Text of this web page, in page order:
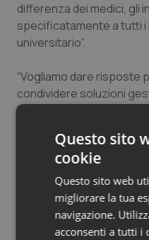
Tiroide
Tumore al seno
Tumore ovarico
Tumori
Ulcera & Reflusso
Vaccini
differenza dei medici, gli
specificatamente a tutti i
universitario”.
“Vogliamo dare risposte
condividere soluzioni
buona volontà. Per
Presidente Ipasvi Lazio
difesa corporativa che
per mantenere vecchie
Ecco come
Questo sito
cookie
Questo sito web
migliorare la tua
navigazione.
acconsenti a tutti i